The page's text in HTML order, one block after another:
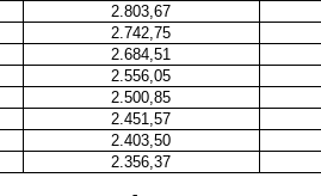
2.803,67
2.742,75
2.684,51
2.556,05
2.500,85
2.451,57
2.403,50
2.356,37